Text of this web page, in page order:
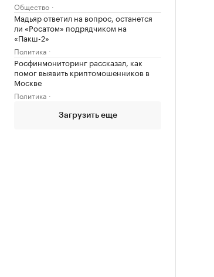
Общество
Мадьяр ответил на вопрос, останется
ли «Росатом» подрядчиком на
«Пакш-2»
Политика
Росфинмониторинг рассказал, как
помог выявить криптомошенников в
Москве
Политика
Загрузить еще